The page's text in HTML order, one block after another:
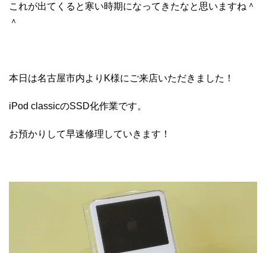
これが出てくると寒い時期になってきたなと思いますね＾
＾
本日は名古屋市内よりK様にご来店いただきました！
iPod classicのSSD化作業です。
お預かりして早速修理していきます！